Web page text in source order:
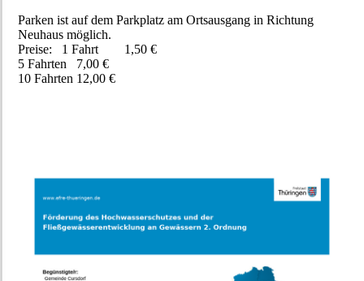
Parken ist auf dem Parkplatz am Ortsausgang in Richtung
Neuhaus möglich.
Preise: 1 Fahrt 1,50 €
5 Fahrten 7,00 €
10 Fahrten 12,00 €